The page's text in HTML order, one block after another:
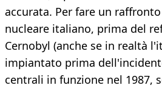
accurata. Per fare un
nucleare italiano, prima del
Cernobyl (anche se in realtà
impiantato prima
centrali in funzione nel 1987,